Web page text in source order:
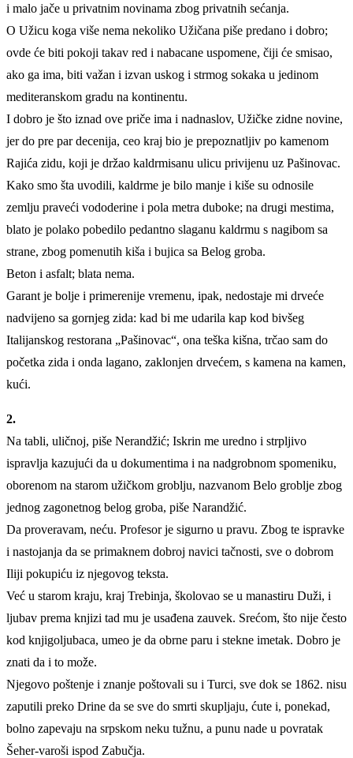
i malo jače u privatnim novinama zbog privatnih sećanja.
O Užicu koga više nema nekoliko Užičana piše predano i dobro;
ovde će biti pokoji takav red i nabacane uspomene, čiji će smisao,
ako ga ima, biti važan i izvan uskog i strmog sokaka u jedinom
mediteranskom gradu na kontinentu.
I dobro je što iznad ove priče ima i nadnaslov, Užičke zidne novine,
jer do pre par decenija, ceo kraj bio je prepoznatljiv po kamenom
Rajića zidu, koji je držao kaldrmisanu ulicu privijenu uz Pašinovac.
Kako smo šta uvodili, kaldrme je bilo manje i kiše su odnosile
zemlju praveći vododerine i pola metra duboke; na drugi mestima,
blato je polako pobedilo pedantno slaganu kaldrmu s nagibom sa
strane, zbog pomenutih kiša i bujica sa Belog groba.
Beton i asfalt; blata nema.
Garant je bolje i primerenije vremenu, ipak, nedostaje mi drveće
nadvijeno sa gornjeg zida: kad bi me udarila kap kod bivšeg
Italijanskog restorana „Pašinovac“, ona teška kišna, trčao sam do
početka zida i onda lagano, zaklonjen drvećem, s kamena na kamen,
kući.
2.
Na tabli, uličnoj, piše Nerandžić; Iskrin me uredno i strpljivo
ispravlja kazujući da u dokumentima i na nadgrobnom spomeniku,
oborenom na starom užičkom groblju, nazvanom Belo groblje zbog
jednog zagonetnog belog groba, piše Narandžić.
Da proveravam, neću. Profesor je sigurno u pravu. Zbog te ispravke
i nastojanja da se primaknem dobroj navici tačnosti, sve o dobrom
Iliji pokupiću iz njegovog teksta.
Već u starom kraju, kraj Trebinja, školovao se u manastiru Duži, i
ljubav prema knjizi tad mu je usađena zauvek. Srećom, što nije često
kod knjigoljubaca, umeo je da obrne paru i stekne imetak. Dobro je
znati da i to može.
Njegovo poštenje i znanje poštovali su i Turci, sve dok se 1862. nisu
zaputili preko Drine da se sve do smrti skupljaju, ćute i, ponekad,
bolno zapevaju na srpskom neku tužnu, a punu nade u povratak
Šeher-varoši ispod Zabučja.